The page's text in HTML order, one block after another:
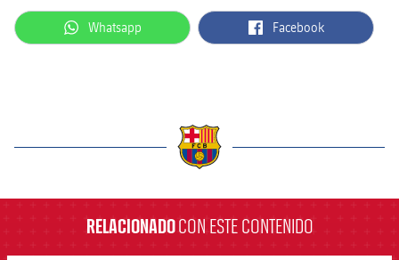
Femenino
Jugadores
Actualidad
Clasificaciones
Hockey hierba
plusicon
más
Hockey Hierba Masculino
Agenda
Escuela de Patinaje
Actualidad
Voleibol
label.aria.whatsapp
Whatsapp label.aria.facebook
Facebook
RELACIONADOCON ESTE CONTENIDO